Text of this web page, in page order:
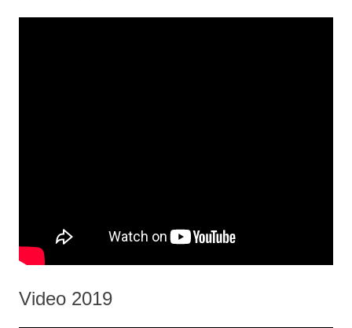
Video 2019